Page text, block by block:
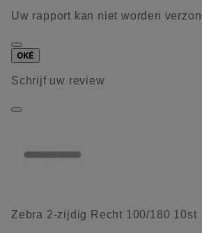
Uw rapport kan niet worden
OKÉ
Schrijf uw review
Zebra 2-zijdig Recht 100/180 10st